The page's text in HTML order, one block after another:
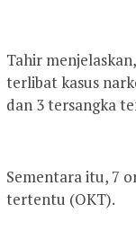
Tahir
terlibat kasus
dan 3 tersangka
Sementara itu, 7
tertentu (OKT).